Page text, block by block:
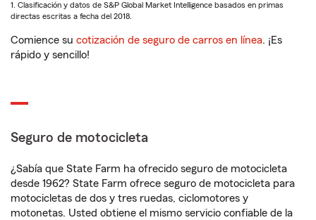
1. Clasificación y datos de S&P Global Market Intelligence basados en primas
directas escritas a fecha del 2018.
Comience su cotización de seguro de carros en línea. ¡Es
rápido y sencillo!
Seguro de motocicleta
¿Sabía que State Farm ha ofrecido seguro de motocicleta
desde 1962? State Farm ofrece seguro de motocicleta para
motocicletas de dos y tres ruedas, ciclomotores y
motonetas. Usted obtiene el mismo servicio confiable de la